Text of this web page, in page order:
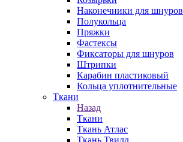
Наконечники для шнуров
Полукольца
Пряжки
Фастексы
Фиксаторы для шнуров
Штрипки
Карабин пластиковый
Кольца уплотнительные
Ткани
Назад
Ткани
Ткань Атлас
Ткань Твилл